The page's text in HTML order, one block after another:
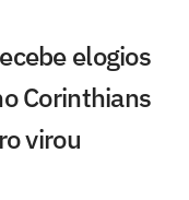
elogios
Corinthians
virou